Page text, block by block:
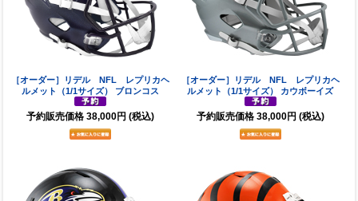
［オーダー］リデル NFL レプリカヘ
ルメット（1/1サイズ） ブロンコス
予約販売価格 38,000円 (税込)
［オーダー］リデル NFL レプリカヘ
ルメット（1/1サイズ） カウボーイズ
予約販売価格 38,000円 (税込)